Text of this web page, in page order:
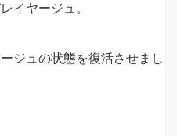
イヤージュ。
ジュの状態を復活させまし